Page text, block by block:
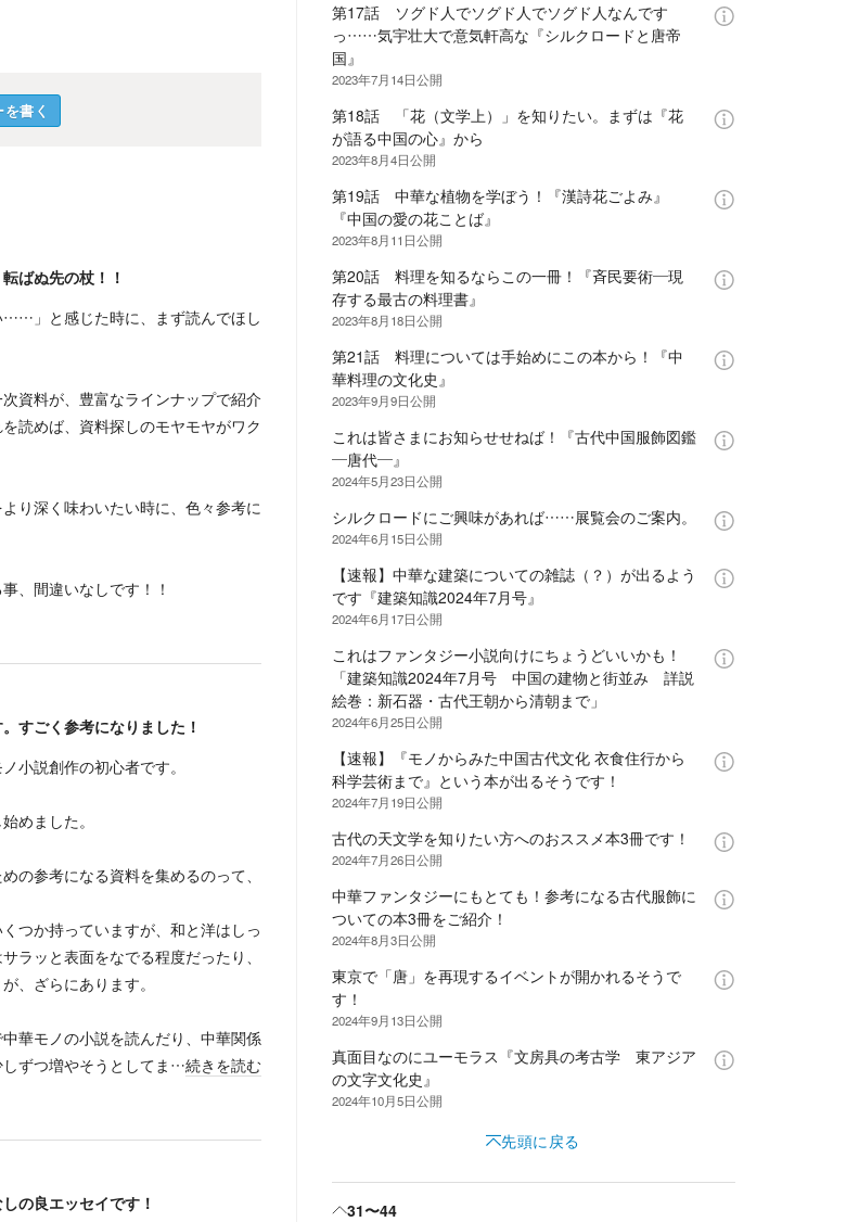
書く
ばぬ先の杖！！
……」と感じた時に、まず読んでほし
資料が、豊富なラインナップで紹介
読めば、資料探しのモヤモヤがワク
り深く味わいたい時に、色々参考に
、間違いなしです！！
すごく参考になりました！
小説創作の初心者です。
めました。
の参考になる資料を集めるのって、
つか持っていますが、和と洋はしっ
ラッと表面をなでる程度だったり、
、ざらにあります。
華モノの小説を読んだり、中華関係
ずつ増やそうとしてま…続きを読む
の良エッセイです！
第17話 ソグド人でソグド人でソグド人なんです
っ……気宇壮大で意気軒高な『シルクロードと唐帝
国』
2023年7月14日公開
第18話 「花（文学上）」を知りたい。まずは『花
が語る中国の心』から
2023年8月4日公開
第19話 中華な植物を学ぼう！『漢詩花ごよみ』
『中国の愛の花ことば』
2023年8月11日公開
第20話 料理を知るならこの一冊！『斉民要術―現
存する最古の料理書』
2023年8月18日公開
第21話 料理については手始めにこの本から！『中
華料理の文化史』
2023年9月9日公開
これは皆さまにお知らせせねば！『古代中国服飾図鑑
―唐代―』
2024年5月23日公開
シルクロードにご興味があれば……展覧会のご案内。
2024年6月15日公開
【速報】中華な建築についての雑誌（？）が出るよう
です『建築知識2024年7月号』
2024年6月17日公開
これはファンタジー小説向けにちょうどいいかも！
「建築知識2024年7月号 中国の建物と街並み 詳説
絵巻：新石器・古代王朝から清朝まで」
2024年6月25日公開
【速報】『モノからみた中国古代文化 衣食住行から
科学芸術まで』という本が出るそうです！
2024年7月19日公開
古代の天文学を知りたい方へのおススメ本3冊です！
2024年7月26日公開
中華ファンタジーにもとても！参考になる古代服飾に
ついての本3冊をご紹介！
2024年8月3日公開
東京で「唐」を再現するイベントが開かれるそうで
す！
2024年9月13日公開
真面目なのにユーモラス『文房具の考古学 東アジア
の文字文化史』
2024年10月5日公開
先頭に戻る
31〜44